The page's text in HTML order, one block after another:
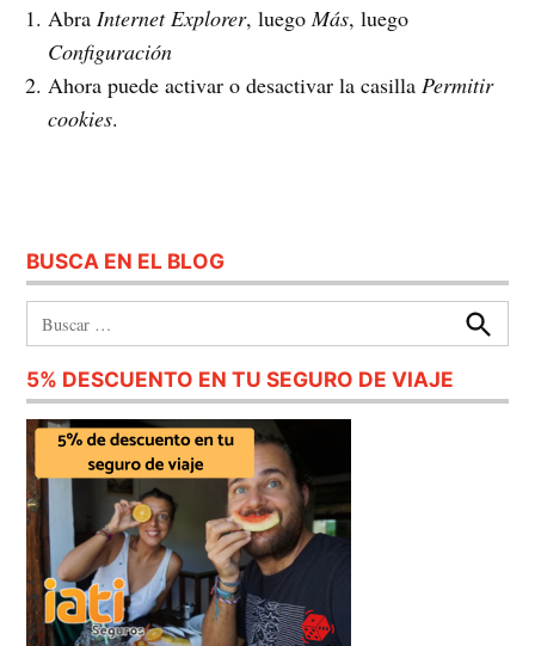
Abra Internet Explorer, luego Más, luego
Configuración
Ahora puede activar o desactivar la casilla Permitir
cookies.
BUSCA EN EL BLOG
Buscar
5% DESCUENTO EN TU SEGURO DE VIAJE